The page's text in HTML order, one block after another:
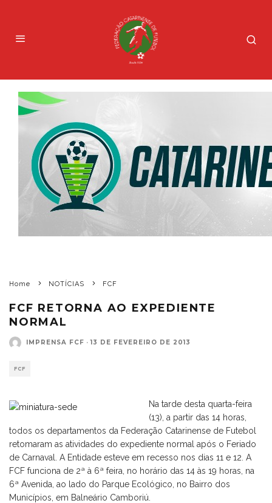
Home NOTÍCIAS FCF
FCF RETORNA AO EXPEDIENTE
NORMAL
IMPRENSA FCF · 13 DE FEVEREIRO DE 2013
FCF
Na tarde desta quarta-feira
(13), a partir das 14 horas,
todos os departamentos da Federação Catarinense de Futebol
retomaram as atividades do expediente normal após o Feriado
de Carnaval. A Entidade esteve em recesso nos dias 11 e 12. A
FCF funciona de 2ª à 6ª feira, no horário das 14 às 19 horas, na
6ª Avenida, ao lado do Parque Ecológico, no Bairro dos
Municípios, em Balneário Camboriú.